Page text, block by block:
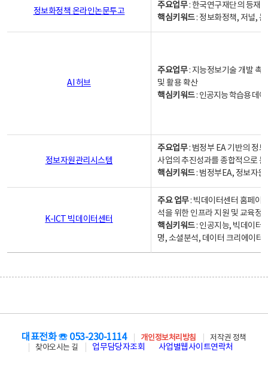
정보화정책 온라인논문투고
주요업무: 한국연구재단의 등재
핵심키워드: 정보화정책, 저널,
AI 허브
주요업무: 지능정보기술 개발 촉
및 활용 확산
핵심키워드: 인공지능 학습용 데
정보자원관리시스템
주요업무: 범정부 EA 기반의 정
사업의 추진성과를 종합적으로
핵심키워드: 범정부EA, 정보자
K-ICT 빅데이터센터
주요 업무: 빅데이터센터 홈페이
석을 위한 인프라 지원 및 교육정
핵심키워드: 인공지능, 빅데이터,
명, 소셜분석, 데이터 크리에이터
대표전화 ☏ 053-230-1114 개인정보처리방침
저작권 정책
찾아오시는 길
업무담당자조회 사업별웹사이트연락처